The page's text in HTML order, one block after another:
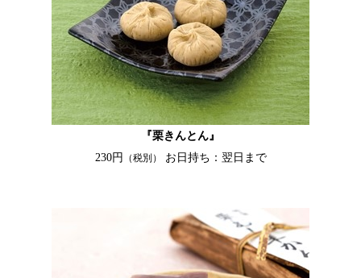
『栗きんとん』
230円
（税別） お日持ち：翌日まで